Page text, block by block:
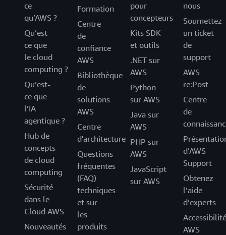
ce
qu’AWS ?
Qu’est-
ce que
le cloud
computing ?
Qu’est-
ce que
l’IA
agentique ?
Hub de
concepts
de cloud
computing
Sécurité
dans le
Cloud AWS
Nouveautés
Formation
Centre
de
confiance
AWS
Bibliothèque
de
solutions
AWS
Centre
d'architecture
Questions
fréquentes
(FAQ)
techniques
et sur
les
produits
pour
concepteurs
Kits SDK
et outils
.NET sur
AWS
Python
sur AWS
Java sur
AWS
PHP sur
AWS
JavaScript
sur AWS
nous
Soumettez
un ticket
de
support
AWS
re:Post
Centre
de
d’AWS
Support
Obtenez
l’aide
d’experts
Accessibilité
AWS